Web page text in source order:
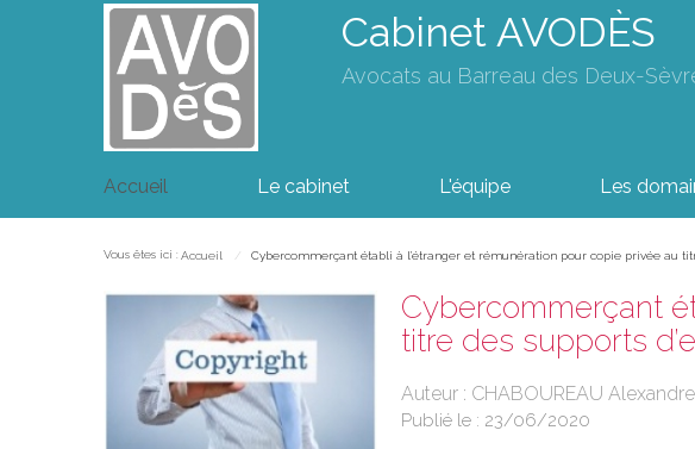
Cabinet AVODÈS
Avocats au Barreau des Deux-
Accueil Le cabinet L'équipe Les
Vous êtes ici : Accueil Cybercommerçant établi à l’étranger et rémunération pour copie privée au
Cybercommerçant
titre des supports
Auteur : CHABOUREAU Alexandre
Publié le : 23/06/2020